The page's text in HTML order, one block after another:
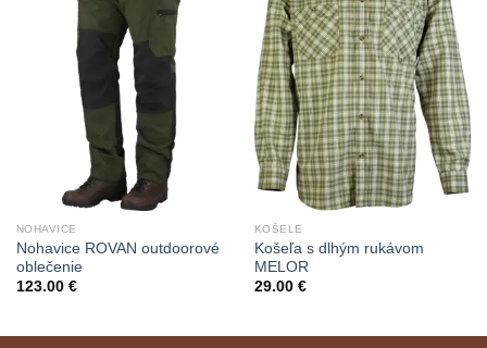
NOHAVICE
Nohavice ROVAN outdoorové
oblečenie
123.00 €
KOŠELE
Košeľa s dlhým rukávom
MELOR
29.00 €